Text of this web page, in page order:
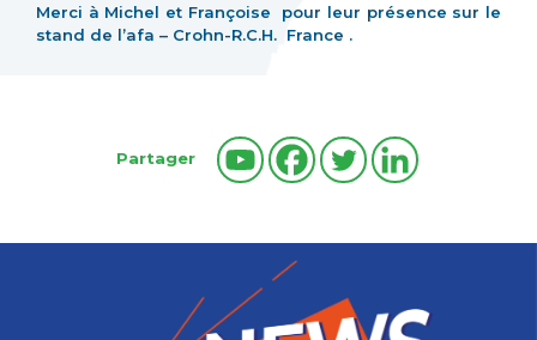
Merci à Michel et Françoise pour leur présence sur le
stand de l’afa – Crohn-R.C.H. France .
Partager